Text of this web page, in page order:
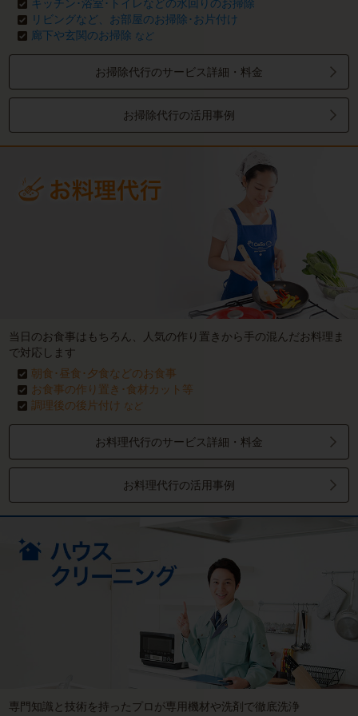
キッチン･浴室･トイレなどの水回りのお掃除
リビングなど、お部屋のお掃除･お片付け
廊下や玄関のお掃除 など
お掃除代行のサービス詳細・料金
お掃除代行の活用事例
当日のお食事はもちろん、人気の作り置きから手の混んだお料理ま
で対応します
朝食･昼食･夕食などのお食事
お食事の作り置き･食材カット等
調理後の後片付け など
お料理代行のサービス詳細・料金
お料理代行の活用事例
専門知識と技術を持ったプロが専用機材や洗剤で徹底洗浄